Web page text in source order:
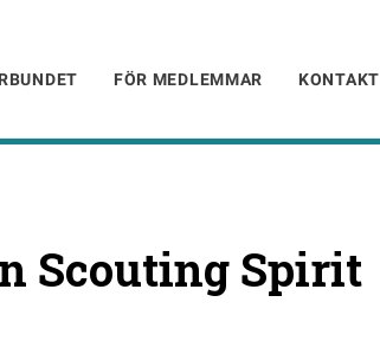
FÖR MEDLEMMAR KONTAKT
Scouting Spirit